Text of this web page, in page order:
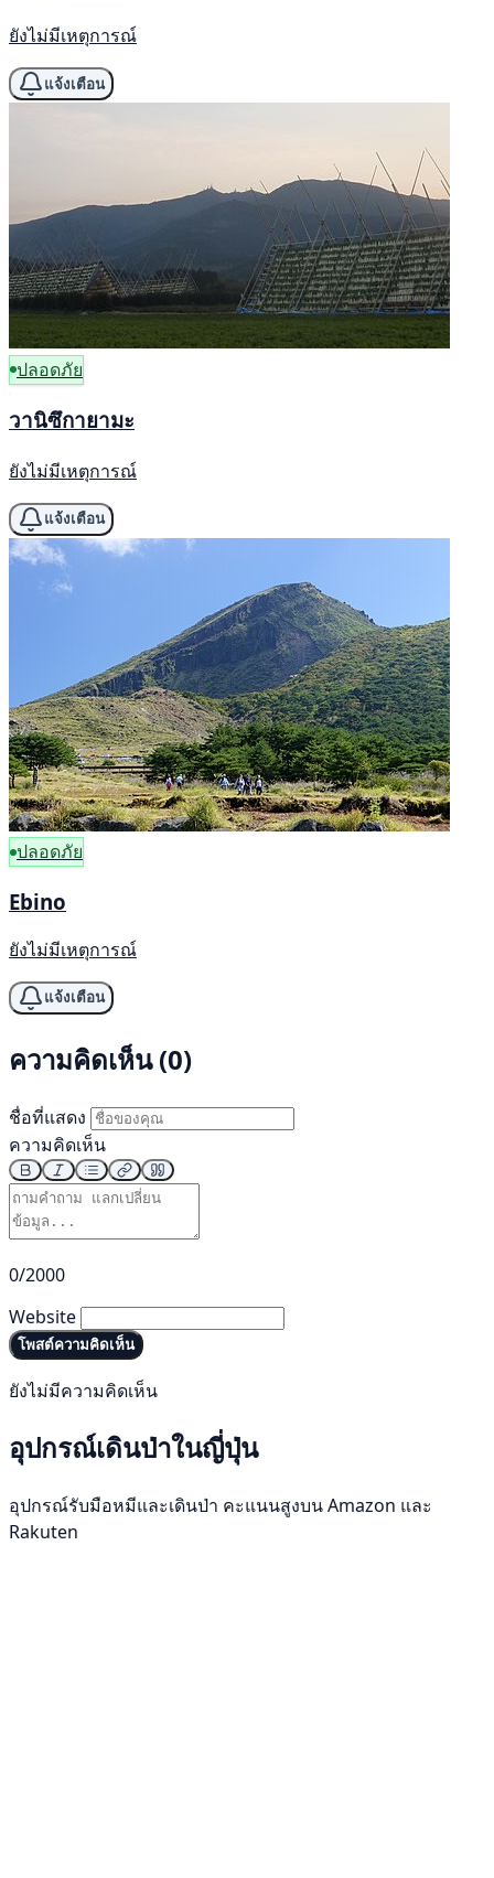
ยังไม่มีเหตุการณ์
แจ้งเตือน
ปลอดภัย
วานิซึกายามะ
ยังไม่มีเหตุการณ์
แจ้งเตือน
ปลอดภัย
Ebino
ยังไม่มีเหตุการณ์
แจ้งเตือน
ความคิดเห็น (0)
ชื่อที่แสดง
ความคิดเห็น
0/2000
Website
โพสต์ความคิดเห็น
ยังไม่มีความคิดเห็น
อุปกรณ์เดินป่าในญี่ปุ่น
อุปกรณ์รับมือหมีและเดินป่า คะแนนสูงบน Amazon และ
Rakuten